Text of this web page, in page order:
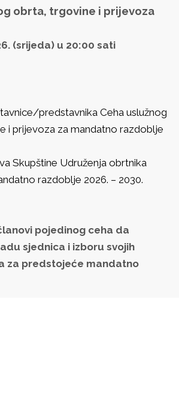
obrta, trgovine i prijevoza
(srijeda) u 20:00 sati
predstavnika Ceha uslužnog
i prijevoza za mandatno razdoblje
Skupštine Udruženja obrtnika
razdoblje 2026. – 2030.
pojedinog ceha da
sjednica i izboru svojih
za predstojeće mandatno